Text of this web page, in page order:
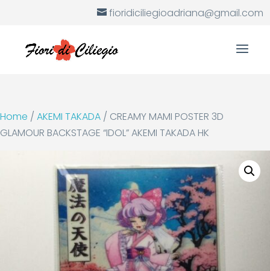
fioridiciliegioadriana@gmail.com
Home / AKEMI TAKADA / CREAMY MAMI POSTER 3D
GLAMOUR BACKSTAGE “IDOL” AKEMI TAKADA HK